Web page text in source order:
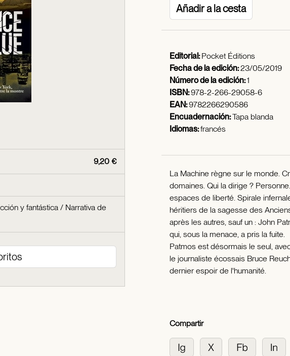
Añadir a la cesta
9,20 €
y fantástica / Narrativa de
Editorial:Pocket Éditions
Fecha de la edición:23/05/2019
Número de la edición:1
ISBN:978-2-266-29058-6
EAN:9782266290586
Encuadernación:Tapa blanda
Idiomas:francés
La Machine règne sur le monde.
domaines. Qui la dirige ?
espaces de liberté. Spirale
héritiers de la sagesse des
après les autres, sauf un : John
qui, sous la menace, a pris la fuite.
Patmos est désormais le seul,
le journaliste écossais Bruce
dernier espoir de l'humanité.
Compartir